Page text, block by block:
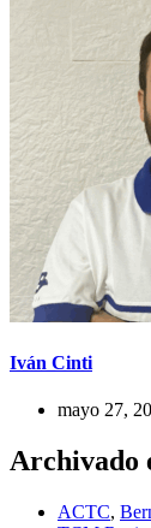
Iván Cinti
mayo 27,
Archivado
ACTC,